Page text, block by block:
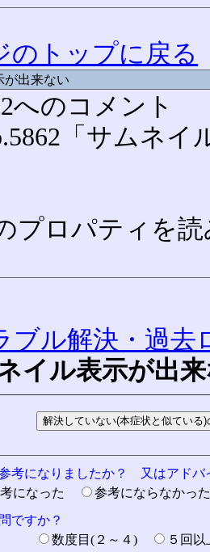
トップに戻る
が出来ない
へのコメント
「サムネ
プロパティを
ブル解決・過去
イル表示が出
考になりましたか？ 又はアドバ
になった
参考にならなか
ですか？
た
数度目(２～４) ５回